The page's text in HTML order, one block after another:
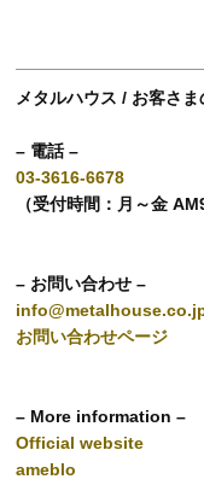
メタルハウス / お客さ
– 電話 –
03-3616-6678
（受付時間：月～金
– お問い合わせ –
お問い合わせページ
– More information –
Official website
ameblo